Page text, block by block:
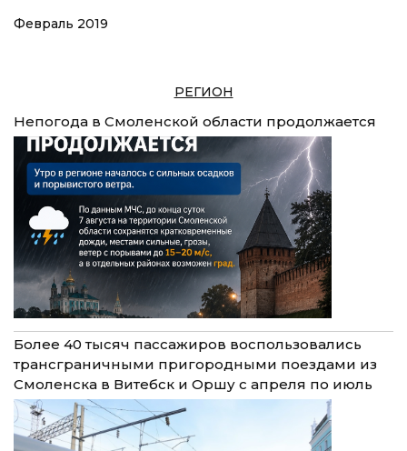
Февраль 2019
РЕГИОН
Непогода в Смоленской области продолжается
Более 40 тысяч пассажиров воспользовались
трансграничными пригородными поездами из
Смоленска в Витебск и Оршу с апреля по июль